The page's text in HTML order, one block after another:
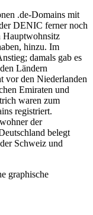
.de-Domains mit
DENIC ferner noch
Hauptwohnsitz
hinzu. Im
damals gab es
Ländern
vor den Niederlanden
Emiraten und
waren zum
registriert.
der
belegt
Schweiz und
graphische